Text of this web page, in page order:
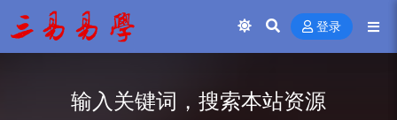
登录
输入关键词，搜索本站资源